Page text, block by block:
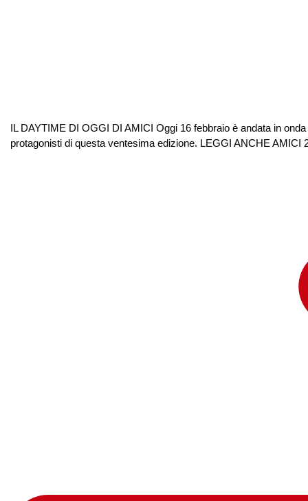
IL DAYTIME DI OGGI DI AMICI Oggi 16 febbraio è andata in
protagonisti di questa ventesima edizione. LEGGI ANCHE